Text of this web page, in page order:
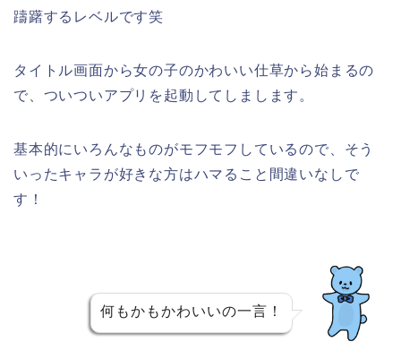
躊躇するレベルです笑
タイトル画面から女の子のかわいい仕草から始まるの
で、ついついアプリを起動してしまします。
基本的にいろんなものがモフモフしているので、そう
いったキャラが好きな方はハマること間違いなしで
す！
何もかもかわいいの一言！